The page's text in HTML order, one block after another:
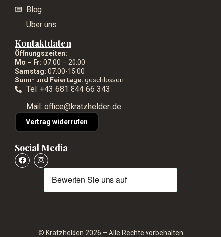
Blog
Über uns
Kontaktdaten
Öffnungszeiten:
Mo – Fr: 07:00 – 20:00
Samstag: 07:00-15:00
Sonn- und Feiertage: geschlossen
Tel. +43 681 844 66 343
Mail: office@kratzhelden.de
Vertrag widerrufen
Social Media
© Kratzhelden 2026 – Alle Rechte vorbehalten